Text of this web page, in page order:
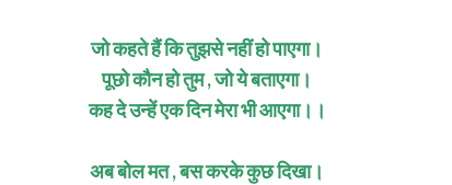
जो कहते हैं कि तुझसे नहीं हो पाएगा।
पूछो कौन हो तुम , जो ये बताएगा।
कह दे उन्हें एक दिन मेरा भी आएगा।।
अब बोल मत , बस करके कुछ दिखा।